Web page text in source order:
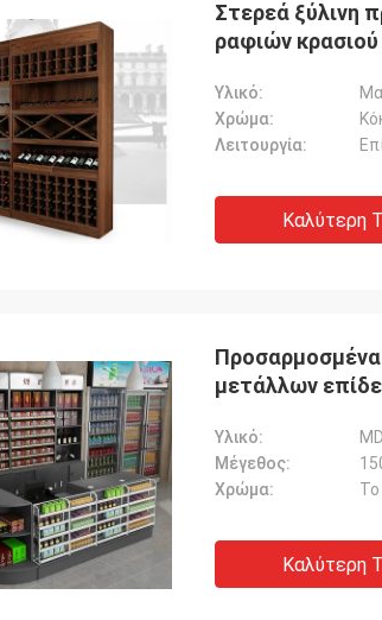
Στερεά ξύλινη
ραφιών
Υλικό:
Χρώμα:
Λειτουργία:
Καλύτερη
μετάλλων
Υλικό:
Μέγεθος:
Χρώμα:
Το
Καλύτερη